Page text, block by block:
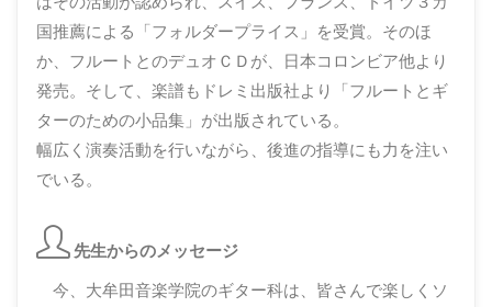
市)
国推薦による「フォルダープライス」を受賞。そのほ
か、フルートとのデュオＣＤが、日本コロンビア他より
発売。そして、楽譜もドレミ出版社より「フルートとギ
ターのための小品集」が出版されている。
幅広く演奏活動を行いながら、後進の指導にも力を注い
でいる。
先生からのメッセージ
今、大牟田音楽学院のギター科は、皆さんで楽しくソ